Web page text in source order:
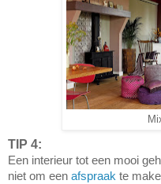
TIP 4:
Een interieur tot een mooi
niet om een afspraak te